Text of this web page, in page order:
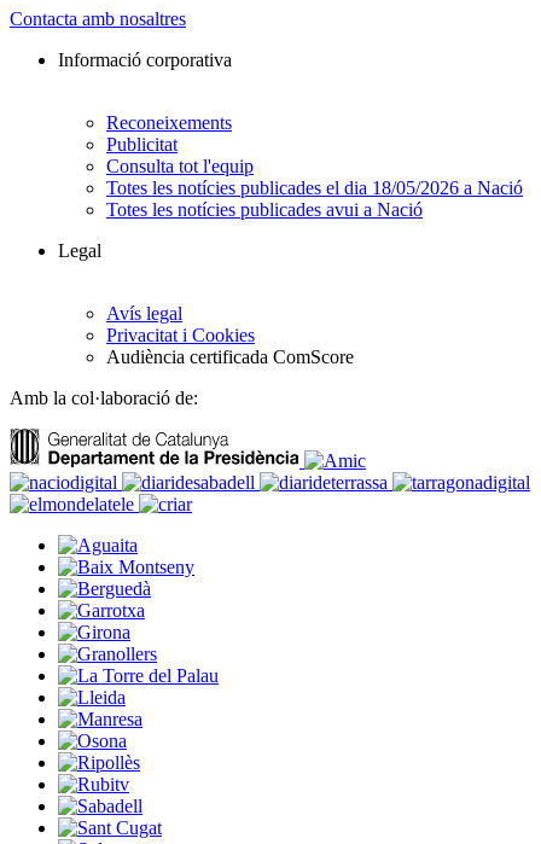
Contacta amb nosaltres
Informació corporativa
Reconeixements
Publicitat
Consulta tot l'equip
Totes les notícies publicades el dia 18/05/2026 a Nació
Totes les notícies publicades avui a Nació
Legal
Avís legal
Privacitat i Cookies
Audiència certificada ComScore
Amb la col·laboració de: